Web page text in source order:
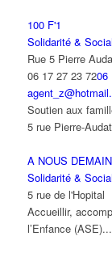
100 F'1
Solidarité & Social
Rue 5 Pierre
06 17 27 23 7206
Soutien aux
5 rue Pierre-
A NOUS DEMAIN
Solidarité & Social
5 rue de l'Hopital
Accueillir,
l’Enfance (ASE)...